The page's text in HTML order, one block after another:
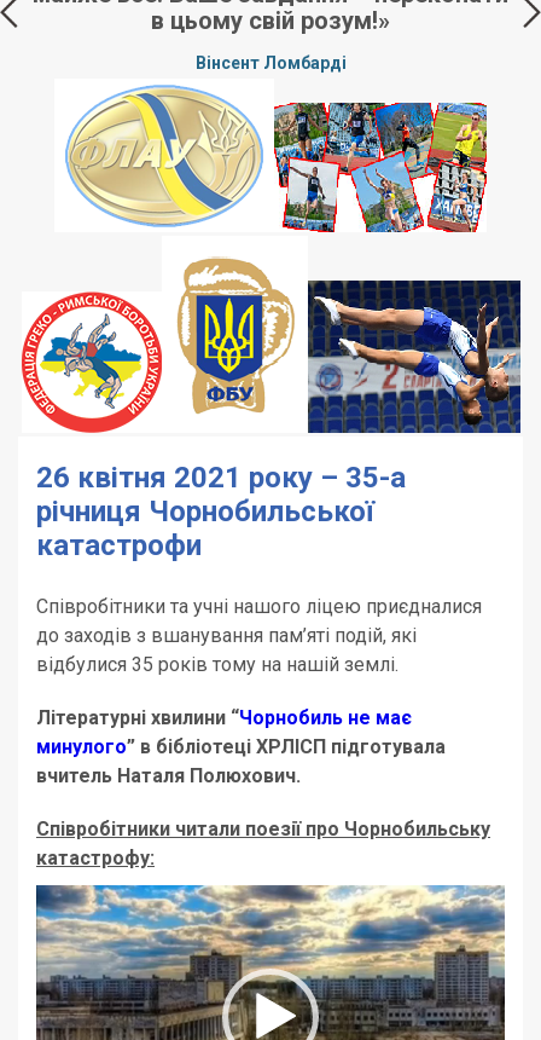
в цьому свій розум!»
Вінсент Ломбарді
26 квітня 2021 року – 35-а
річниця Чорнобильської
катастрофи
Співробітники та учні нашого ліцею приєдналися
до заходів з вшанування пам’яті подій, які
відбулися 35 років тому на нашій землі.
Літературні хвилини “Чорнобиль не має
минулого” в бібліотеці ХРЛІСП підготувала
вчитель Наталя Полюхович.
Співробітники читали поезії про Чорнобильську
катастрофу:
Відеопрогравач